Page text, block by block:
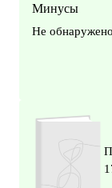
Минусы
Не